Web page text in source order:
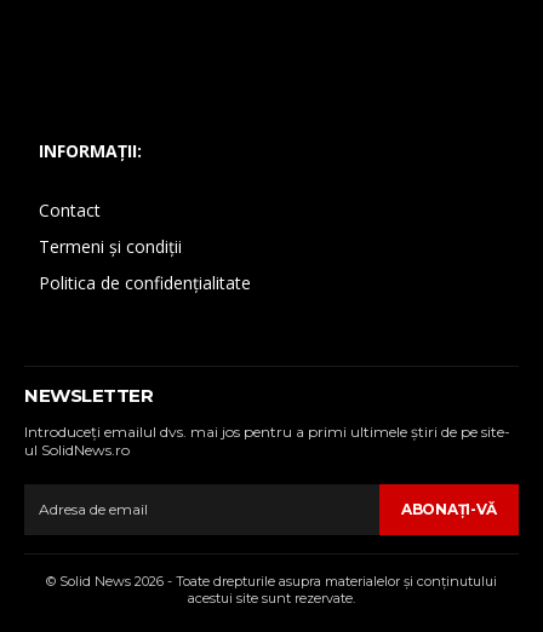
INFORMAȚII:
Contact
Termeni și condiții
Politica de confidențialitate
NEWSLETTER
Introduceţi emailul dvs. mai jos pentru a primi ultimele ştiri de pe site-
ul SolidNews.ro
ABONAŢI-VĂ
© Solid News 2026 - Toate drepturile asupra materialelor şi conţinutului
acestui site sunt rezervate.